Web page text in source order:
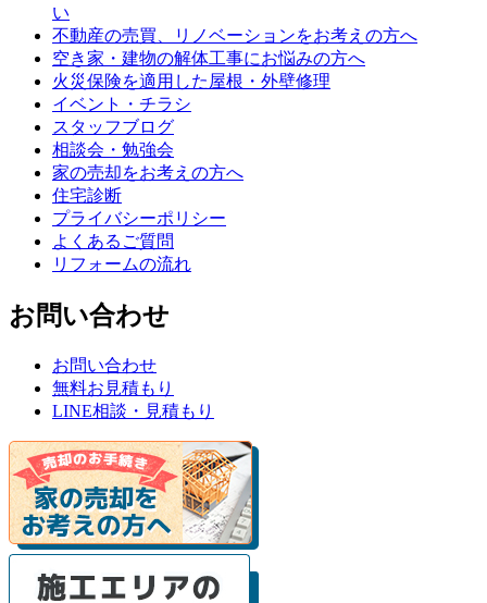
い
不動産の売買、リノベーションをお考えの方へ
空き家・建物の解体工事にお悩みの方へ
火災保険を適用した屋根・外壁修理
イベント・チラシ
スタッフブログ
相談会・勉強会
家の売却をお考えの方へ
住宅診断
プライバシーポリシー
よくあるご質問
リフォームの流れ
お問い合わせ
お問い合わせ
無料お見積もり
LINE相談・見積もり